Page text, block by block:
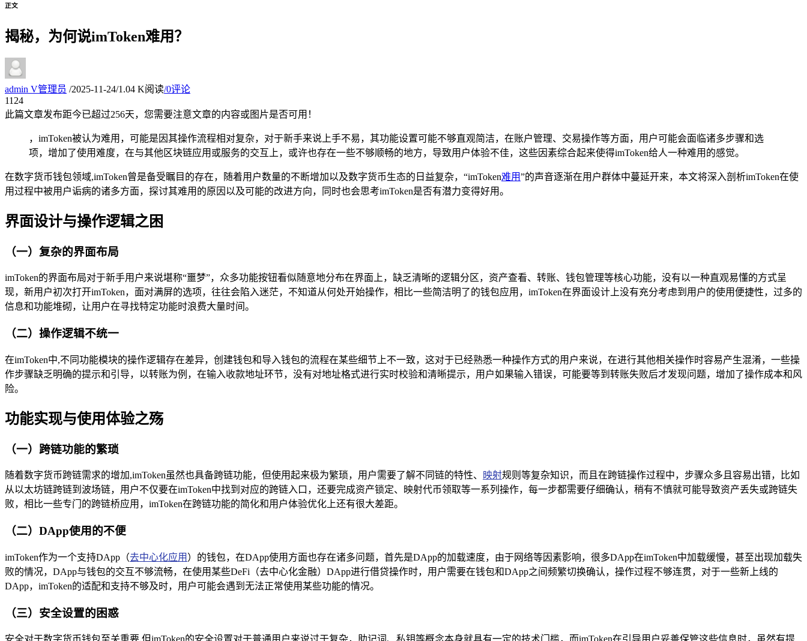
正文
揭秘，为何说imToken难用？
admin V管理员 /2025-11-24/1.04 K阅读/0评论
11 24
此篇文章发布距今已超过256天，您需要注意文章的内容或图片是否可用！
，imToken被认为难用，可能是因其操作流程相对复杂，对于新手来说上手不易，其功能设置可能不够直观简洁，在账户管理、交易操作等方面，用户可能会面临诸多步骤和选
项，增加了使用难度，在与其他区块链应用或服务的交互上，或许也存在一些不够顺畅的地方，导致用户体验不佳，这些因素综合起来使得imToken给人一种难用的感觉。
在数字货币钱包领域,imToken曾是备受瞩目的存在，随着用户数量的不断增加以及数字货币生态的日益复杂，“imToken难用”的声音逐渐在用户群体中蔓延开来，本文将深入剖析imToken在使
用过程中被用户诟病的诸多方面，探讨其难用的原因以及可能的改进方向，同时也会思考imToken是否有潜力变得好用。
界面设计与操作逻辑之困
（一）复杂的界面布局
imToken的界面布局对于新手用户来说堪称“噩梦”，众多功能按钮看似随意地分布在界面上，缺乏清晰的逻辑分区，资产查看、转账、钱包管理等核心功能，没有以一种直观易懂的方式呈
现，新用户初次打开imToken，面对满屏的选项，往往会陷入迷茫，不知道从何处开始操作，相比一些简洁明了的钱包应用，imToken在界面设计上没有充分考虑到用户的使用便捷性，过多的
信息和功能堆砌，让用户在寻找特定功能时浪费大量时间。
（二）操作逻辑不统一
在imToken中,不同功能模块的操作逻辑存在差异，创建钱包和导入钱包的流程在某些细节上不一致，这对于已经熟悉一种操作方式的用户来说，在进行其他相关操作时容易产生混淆，一些操
作步骤缺乏明确的提示和引导，以转账为例，在输入收款地址环节，没有对地址格式进行实时校验和清晰提示，用户如果输入错误，可能要等到转账失败后才发现问题，增加了操作成本和风
险。
功能实现与使用体验之殇
（一）跨链功能的繁琐
随着数字货币跨链需求的增加,imToken虽然也具备跨链功能，但使用起来极为繁琐，用户需要了解不同链的特性、 映射规则等复杂知识，而且在跨链操作过程中，步骤众多且容易出错，比如
从以太坊链跨链到波场链，用户不仅要在imToken中找到对应的跨链入口，还要完成资产锁定、映射代币领取等一系列操作，每一步都需要仔细确认，稍有不慎就可能导致资产丢失或跨链失
败，相比一些专门的跨链桥应用，imToken在跨链功能的简化和用户体验优化上还有很大差距。
（二）DApp使用的不便
imToken作为一个支持DApp（去中心化应用 ）的钱包，在DApp使用方面也存在诸多问题，首先是DApp的加载速度，由于网络等因素影响，很多DApp在imToken中加载缓慢，甚至出现加载失
败的情况，DApp与钱包的交互不够流畅，在使用某些DeFi（去中心化金融）DApp进行借贷操作时，用户需要在钱包和DApp之间频繁切换确认，操作过程不够连贯，对于一些新上线的
DApp，imToken的适配和支持不够及时，用户可能会遇到无法正常使用某些功能的情况。
（三）安全设置的困惑